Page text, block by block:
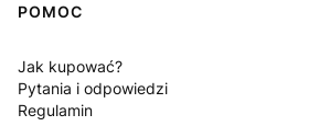
POMOC
Jak kupować?
Pytania i odpowiedzi
Regulamin